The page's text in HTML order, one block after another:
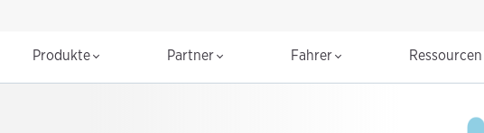
Produkte Partner Fahrer